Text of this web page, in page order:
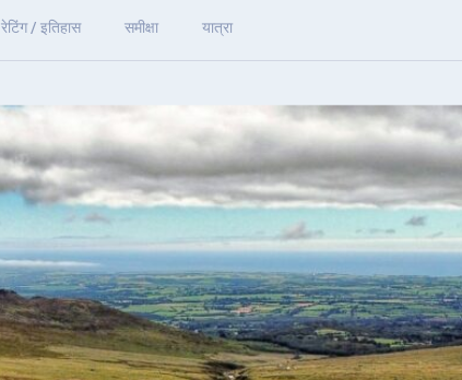
रेटिंग / इतिहास समीक्षा यात्रा